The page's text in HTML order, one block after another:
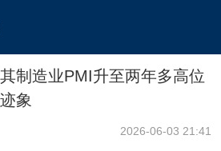
制造业PMI升至两年多高位
象
2026-06-03 21:41